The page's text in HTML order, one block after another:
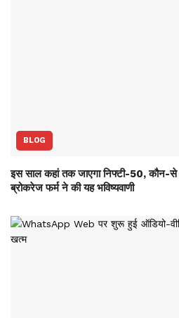
BLOG
इस साल कहां तक जाएगा निफ्टी-50, कौन-से
ब्रोकरेज फर्म ने की यह भविष्‍यवाणी